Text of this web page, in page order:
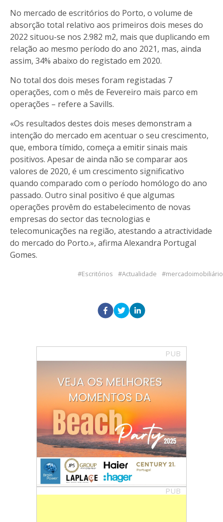
No mercado de escritórios do Porto, o volume de
absorção total relativo aos primeiros dois meses do
2022 situou-se nos 2.982 m2, mais que duplicando em
relação ao mesmo período do ano 2021, mas, ainda
assim, 34% abaixo do registado em 2020.
No total dos dois meses foram registadas 7
operações, com o mês de Fevereiro mais parco em
operações – refere a Savills.
«Os resultados destes dois meses demonstram a
intenção do mercado em acentuar o seu crescimento,
que, embora tímido, começa a emitir sinais mais
positivos. Apesar de ainda não se comparar aos
valores de 2020, é um crescimento significativo
quando comparado com o período homólogo do ano
passado. Outro sinal positivo é que algumas
operações provêm do estabelecimento de novas
empresas do sector das tecnologias e
telecomunicações na região, atestando a atractividade
do mercado do Porto.», afirma Alexandra Portugal
Gomes.
Escritórios Actualidade mercadoimobiliário
PUB
PUB